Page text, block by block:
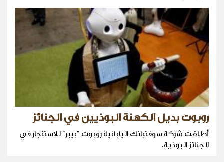
روبوت بديل الكهنة البوذيين في الجنائز
أطلقت شركة سوفتبانك اليابانية روبوت "بيبر" للاستئجار في
الجنائز البوذية.